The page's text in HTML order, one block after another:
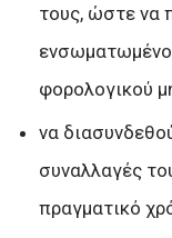
τους, ώστε να
ενσωματωμένο
φορολογικού
να
συναλλαγές
πραγματικό